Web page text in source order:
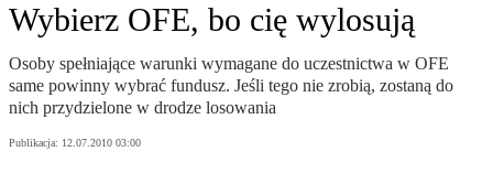
Wybierz OFE, bo cię wylosują
Osoby spełniające warunki wymagane do uczestnictwa w OFE
same powinny wybrać fundusz. Jeśli tego nie zrobią, zostaną do
nich przydzielone w drodze losowania
Publikacja: 12.07.2010 03:00